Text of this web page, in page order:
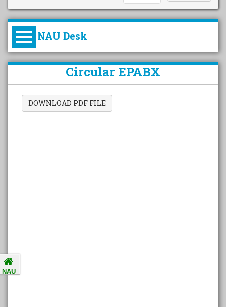
NAU Desk
કુલપતિની પરિવર્તનકારી પહેલનું
વિહંગાવલોકન (ઓક્ટોબર ૨૦૨૦-૨૦૨૫)
Circular EPABX
DOWNLOAD PDF FILE
NAU